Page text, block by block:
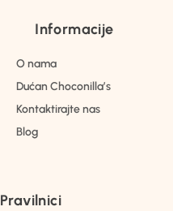
Informacije
O nama
Dućan Choconilla’s
Kontaktirajte nas
Blog
Pravilnici